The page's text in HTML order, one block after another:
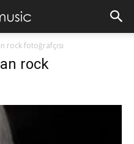
rock fotoğrafçısı
rock